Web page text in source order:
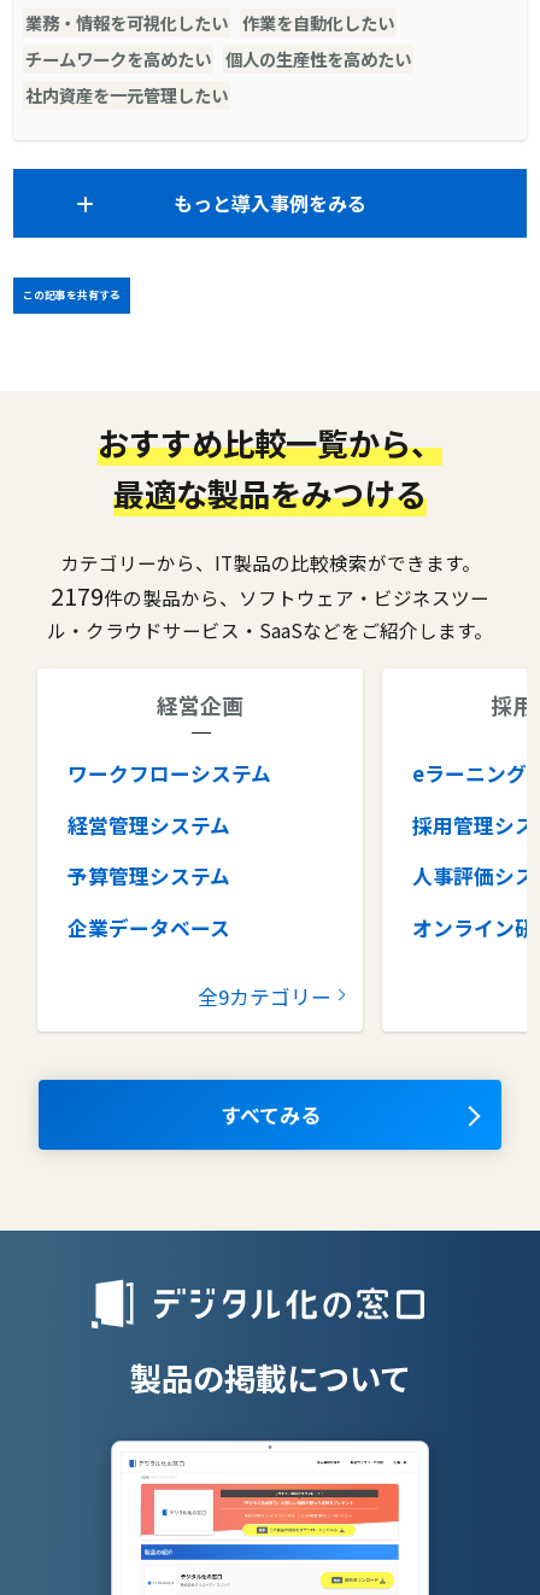
業務・情報を可視化したい 作業を自動化したい
チームワークを高めたい 個人の生産性を高めたい
社内資産を一元管理したい
もっと導入事例をみる
この記事を共有する
おすすめ比較一覧から、
最適な製品をみつける
カテゴリーから、IT製品の比較検索ができます。
2179件の製品から、ソフトウェア・ビジネスツー
ル・クラウドサービス・SaaSなどをご紹介します。
経営企画
ワークフローシステム
経営管理システム
予算管理システム
企業データベース
コラボレーションツール
ナレッジマネジメントツール
全9カテゴリー
採
eラーニング
採用管理シス
人事評価シス
オンライン研
タレントマ
OKRツール
授業支援シス
すべてみる
製品の掲載について